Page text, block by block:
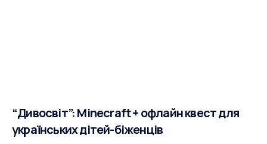
“Дивосвіт”: Minecraft + офлайн квест для
українських дітей-біженців